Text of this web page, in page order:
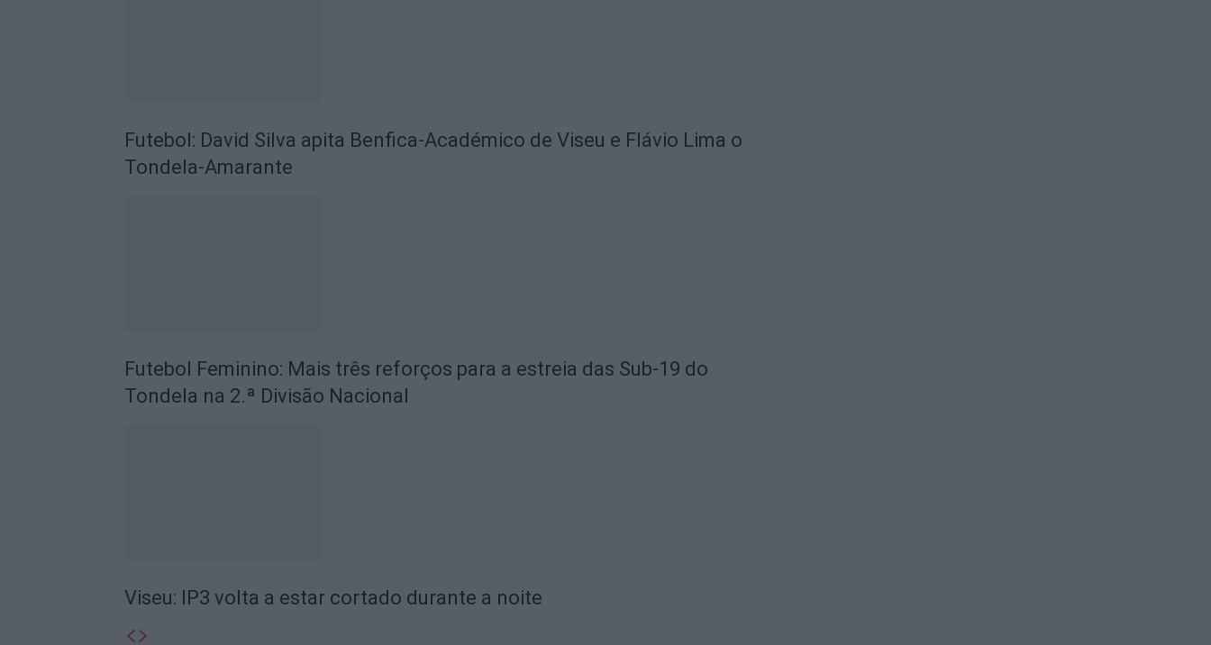
Futebol: David Silva apita Benfica-Académico de Viseu e Flávio Lima o
Tondela-Amarante
Futebol Feminino: Mais três reforços para a estreia das Sub-19 do
Tondela na 2.ª Divisão Nacional
Viseu: IP3 volta a estar cortado durante a noite